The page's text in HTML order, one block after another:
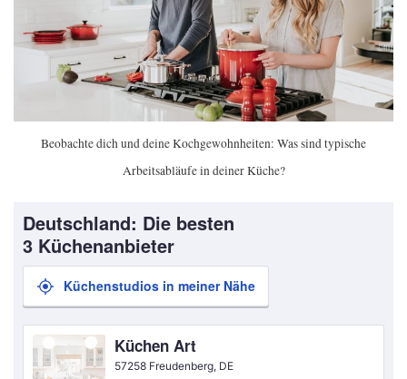
Beobachte dich und deine Kochgewohnheiten: Was sind typische
Arbeitsabläufe in deiner Küche?
Deutschland: Die besten
3 Küchenanbieter
Küchenstudios in meiner Nähe
Küchen Art
57258 Freudenberg, DE